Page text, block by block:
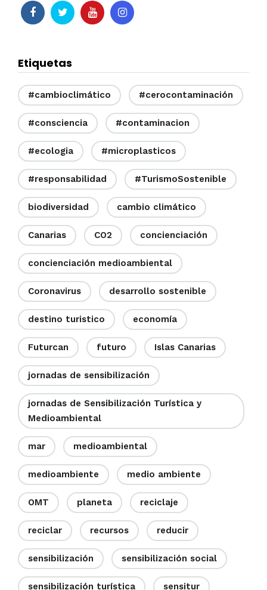
Etiquetas
#cambioclimático #cerocontaminación
#consciencia #contaminacion
#ecologia #microplasticos
#responsabilidad #TurismoSostenible
biodiversidad cambio climático
Canarias CO2 concienciación
concienciación medioambiental
Coronavirus desarrollo sostenible
destino turistico economía
Futurcan futuro Islas Canarias
jornadas de sensibilización
jornadas de Sensibilización Turística y
Medioambiental
mar medioambiental
medioambiente medio ambiente
OMT planeta reciclaje
reciclar recursos reducir
sensibilización sensibilización social
sensibilización turística sensitur